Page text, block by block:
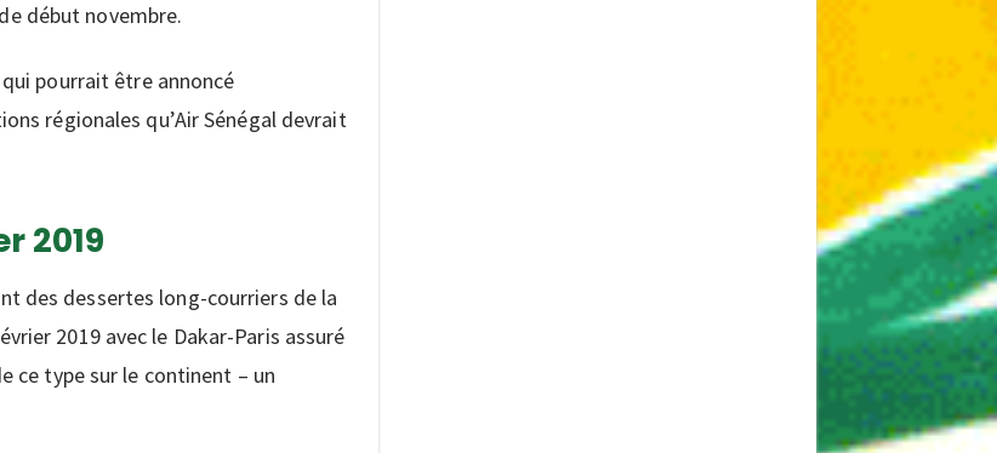
début novembre.
pourrait être annoncé
régionales qu’Air Sénégal devrait
2019
des dessertes long-courriers de la
2019 avec le Dakar-Paris assuré
ce type sur le continent – un